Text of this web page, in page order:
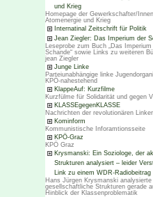
und Krieg
Homepage der Gewerkschafter/
Atomenergie und Krieg
Internatinal Zeitschrift für Politik
Jean Ziegler: Das Imperium der
Leseprobe zum Buch „Das Imperium
Schande“ sowie Links zu weiteren
jean Ziegler
Junge Linke
Parteiunabhängige linke
KPÖ-nahestehend
KlappeAuf: Kurzfilme
Kurzfülme für Solidarität und gegen
KLASSEgegenKLASSE
Nachrichten der revolutionären
Kominform
Kommunistische Inforamtionsseite
KPÖ-Graz
KPÖ Graz
Krysmanski: Ein Soziologe, der
Strukturen analysiert – leider
Link zu einem WDR-Radiobeitrag
Hans Jürgen Krysmanski analysierte
gesellschaftliche Strukturen gerade
Hinblick der Klassenproblematik